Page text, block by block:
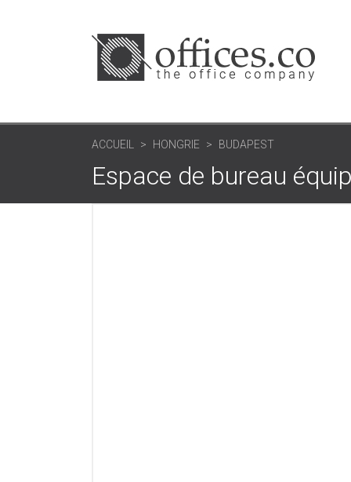
ACCUEIL HONGRIE BUDAPEST
Espace de bureau